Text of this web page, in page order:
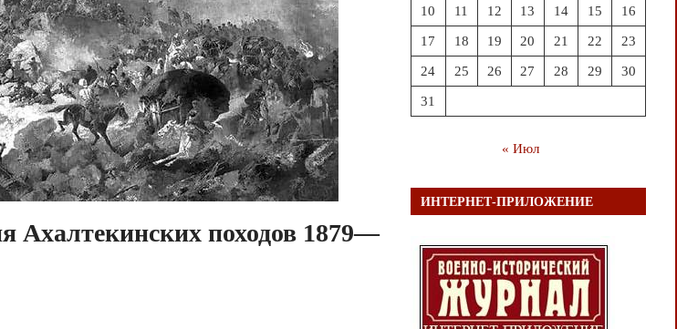
Ахалтекинских походов 1879—
10 11 12 13 14 15 16
17 18 19 20 21 22 23
24 25 26 27 28 29 30
31
« Июл
ИНТЕРНЕТ-ПРИЛОЖЕНИЕ